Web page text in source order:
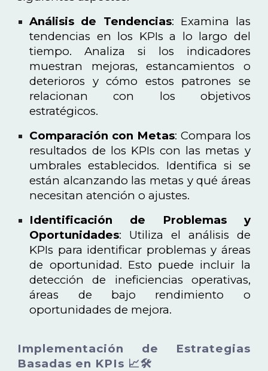
Análisis de Tendencias: Examina las
tendencias en los KPIs a lo largo del
tiempo. Analiza si los indicadores
muestran mejoras, estancamientos o
deterioros y cómo estos patrones se
relacionan con los objetivos
estratégicos.
Comparación con Metas: Compara los
resultados de los KPIs con las metas y
umbrales establecidos. Identifica si se
están alcanzando las metas y qué áreas
necesitan atención o ajustes.
Identificación de Problemas y
Oportunidades: Utiliza el análisis de
KPIs para identificar problemas y áreas
de oportunidad. Esto puede incluir la
detección de ineficiencias operativas,
áreas de bajo rendimiento o
oportunidades de mejora.
Implementación de Estrategias
Basadas en KPIs 📈🛠️